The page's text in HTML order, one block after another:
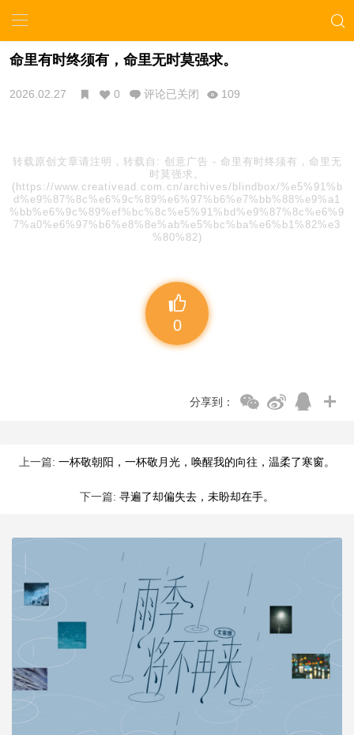
命里有时终须有，命里无时莫强求。
2026.02.27 0 评论已关闭 109
转载原创文章请注明，转载自: 创意广告 - 命里有时终须有，命里无
时莫强求。
(https://www.creativead.com.cn/archives/blindbox/%e5%91%b
d%e9%87%8c%e6%9c%89%e6%97%b6%e7%bb%88%e9%a1
%bb%e6%9c%89%ef%bc%8c%e5%91%bd%e9%87%8c%e6%9
7%a0%e6%97%b6%e8%8e%ab%e5%bc%ba%e6%b1%82%e3
%80%82)
0
分享到：
上一篇: 一杯敬朝阳，一杯敬月光，唤醒我的向往，温柔了寒窗。
下一篇: 寻遍了却偏失去，未盼却在手。